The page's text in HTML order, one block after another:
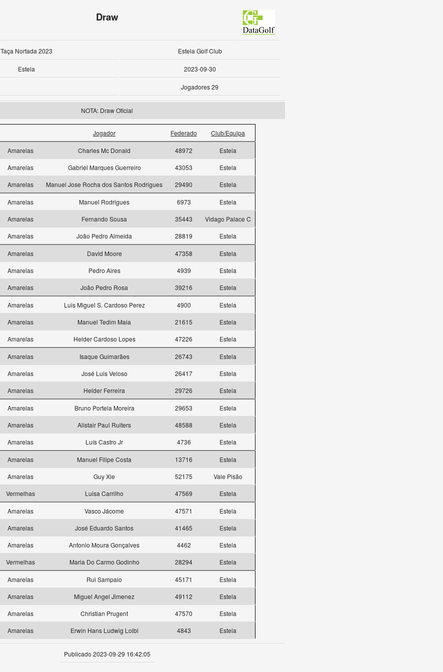
Draw
Taça Nortada 2023 Estela Golf Club
Estela 2023-09-30
Jogadores 29
NOTA: Draw Oficial
Jogador Federado Club/Equipa
Amarelas Charles Mc Donald 48972
Estela
Amarelas Gabriel Marques Guerreiro 43053
Estela
Amarelas Manuel Jose Rocha dos Santos Rodrigues 29490 Estela
Amarelas Manuel Rodrigues 6973
Estela
Amarelas Fernando Sousa 35443
Vidago Palace C
Amarelas João Pedro Almeida 28819 Estela
Amarelas David Moore 47358
Estela
Amarelas Pedro Aires 4939
Estela
Amarelas João Pedro Rosa 39216 Estela
Amarelas Luis Miguel S. Cardoso Perez 4900
Estela
Amarelas Manuel Tedim Maia 21615
Estela
Amarelas Helder Cardoso Lopes 47226 Estela
Amarelas Isaque Guimarães 26743
Estela
Amarelas José Luis Veloso 26417
Estela
Amarelas Helder Ferreira 29726 Estela
Amarelas Bruno Portela Moreira 29653
Estela
Amarelas Alistair Paul Ruiters 48588
Estela
Amarelas Luís Castro Jr 4736 Estela
Amarelas Manuel Filipe Costa 13716
Estela
Amarelas Guy Xie 52175
Vale Pisão
Vermelhas Luisa Carrilho 47569 Estela
Amarelas Vasco Jácome 47571
Estela
Amarelas José Eduardo Santos 41465
Estela
Amarelas Antonio Moura Gonçalves 4462
Estela
Vermelhas Maria Do Carmo Godinho 28294 Estela
Amarelas Rui Sampaio 45171
Estela
Amarelas Miguel Angel Jimenez 49112
Estela
Amarelas Christian Prugent 47570
Estela
Amarelas Erwin Hans Ludwig Loibl 4843 Estela
Publicado 2023-09-29 16:42:05